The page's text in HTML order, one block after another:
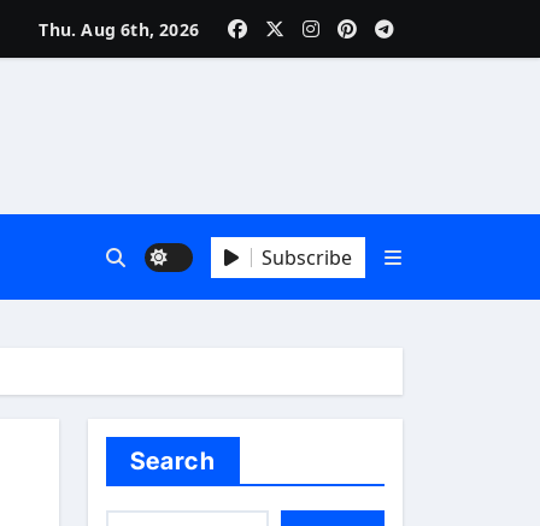
Thu. Aug 6th, 2026
Subscribe
Search